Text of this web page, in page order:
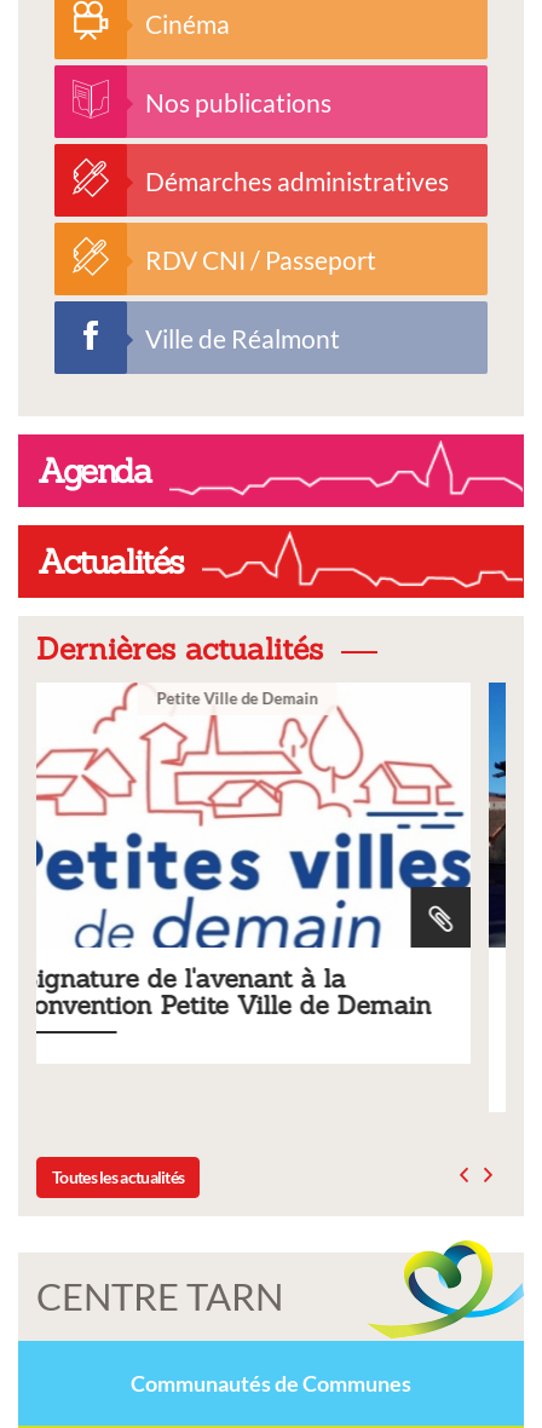
Cinéma
Nos publications
Démarches administratives
RDV CNI / Passeport
Ville de Réalmont
Agenda
Actualités
Dernières actualités
Tarifs 2026 des services
municipaux
Toutes les actualités
CENTRE TARN
Communautés de Communes